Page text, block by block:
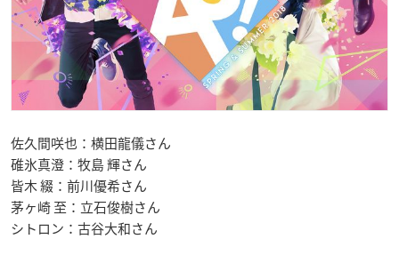
佐久間咲也：横田龍儀さん
碓氷真澄：牧島 輝さん
皆木 綴：前川優希さん
茅ヶ崎 至：立石俊樹さん
シトロン：古谷大和さん